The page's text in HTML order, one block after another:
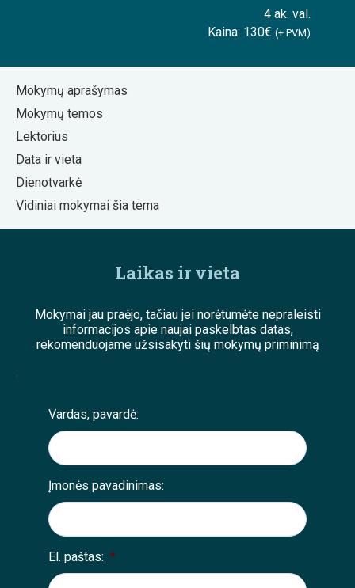
4 ak. val.
Kaina: 130€ (+ PVM)
Mokymų aprašymas
Mokymų temos
Lektorius
Data ir vieta
Dienotvarkė
Vidiniai mokymai šia tema
Laikas ir vieta
Mokymai jau praėjo, tačiau jei norėtumėte nepraleisti
informacijos apie naujai paskelbtas datas,
rekomenduojame užsisakyti šių mokymų priminimą
;
Vardas, pavardė:
Įmonės pavadinimas:
El. paštas: *